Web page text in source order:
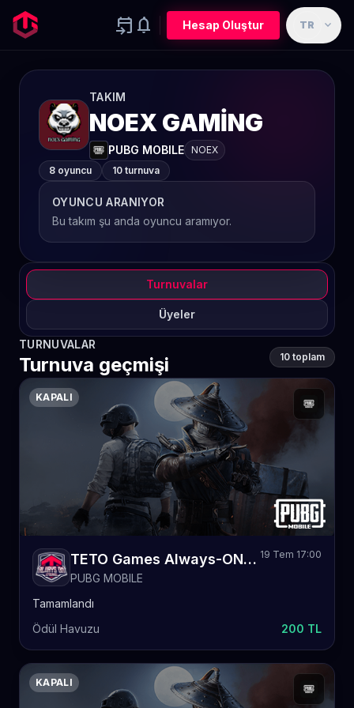
event_upcoming notifications Hesap Oluştur TR expand_more
TAKIM
NOEX GAMİNG
PUBG MOBILE NOEX
8 oyuncu
10 turnuva
OYUNCU ARANIYOR
Bu takım şu anda oyuncu aramıyor.
Turnuvalar
Üyeler
TURNUVALAR
Turnuva geçmişi 10 toplam
KAPALI
TETO Games Always-ON PUBG Mobile Daily 11
PUBG MOBILE
19 Tem 17:00
Tamamlandı
Ödül Havuzu
200 TL
KAPALI